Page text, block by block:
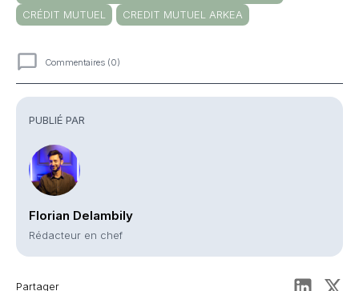
PUBLIÉ PAR
Florian Delambily
Rédacteur en chef
Partager
CRÉDIT MUTUEL
CREDIT MUTUEL ARKEA
Commentaires (0)